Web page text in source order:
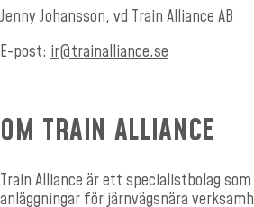
Jenny Johansson, vd Train Alliance AB
E-post: ir@trainalliance.se
OM TRAIN ALLIANCE
Train Alliance är ett specialistbolag
anläggningar för järnvägsnära